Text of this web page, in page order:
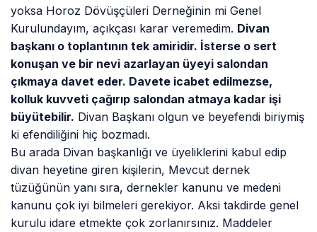
yoksa Horoz Dövüşçüleri Derneğinin mi Genel
Kurulundayım, açıkçası karar veremedim. Divan
başkanı o toplantının tek amiridir. İsterse o sert
konuşan ve bir nevi azarlayan üyeyi salondan
çıkmaya davet eder. Davete icabet edilmezse,
kolluk kuvveti çağırıp salondan atmaya kadar işi
büyütebilir. Divan Başkanı olgun ve beyefendi biriymiş
ki efendiliğini hiç bozmadı.
Bu arada Divan başkanlığı ve üyeliklerini kabul edip
divan heyetine giren kişilerin, Mevcut dernek
tüzüğünün yanı sıra, dernekler kanunu ve medeni
kanunu çok iyi bilmeleri gerekiyor. Aksi takdirde genel
kurulu idare etmekte çok zorlanırsınız. Maddeler